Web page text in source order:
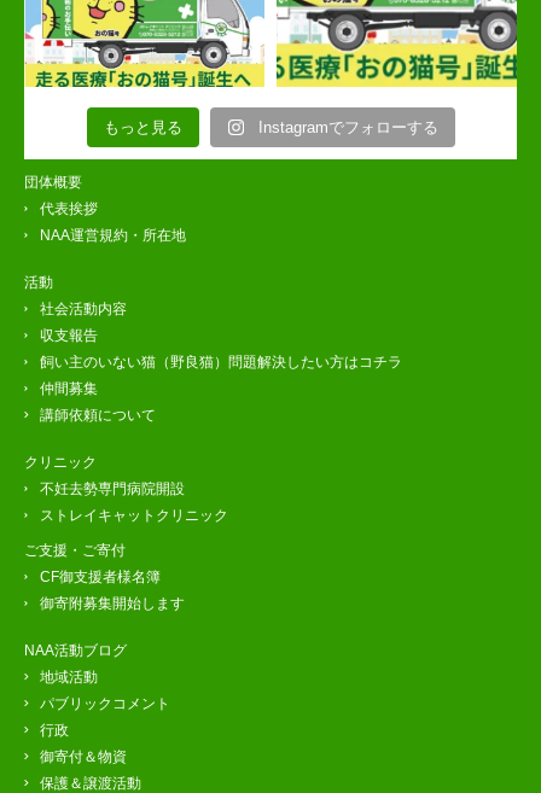
もっと見る Instagramでフォローする
団体概要
代表挨拶
NAA運営規約・所在地
活動
社会活動内容
収支報告
飼い主のいない猫（野良猫）問題解決したい方はコチラ
仲間募集
講師依頼について
クリニック
不妊去勢専門病院開設
ストレイキャットクリニック
ご支援・ご寄付
CF御支援者様名簿
御寄附募集開始します
NAA活動ブログ
地域活動
パブリックコメント
行政
御寄付＆物資
保護＆譲渡活動